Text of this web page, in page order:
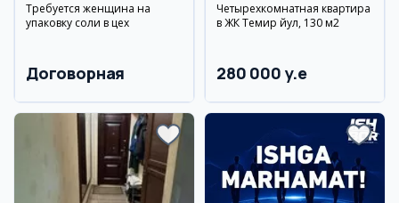
Требуется женщина на
упаковку соли в цех
Договорная
Четырехкомнатная квартира
в ЖК Темир йул, 130 м2
280 000 y.e